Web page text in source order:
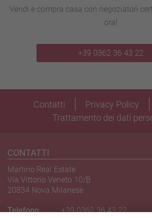
Vendi e compra casa con negoziatori
ora!
+39 0362 36 43 22
Contatti Privacy Policy
Trattamento dei dati
CONTATTI
Martino Real Estate
Via Vittorio Veneto 10/B
20834 Nova Milanese
Telefono
+39 0362 36 43 22